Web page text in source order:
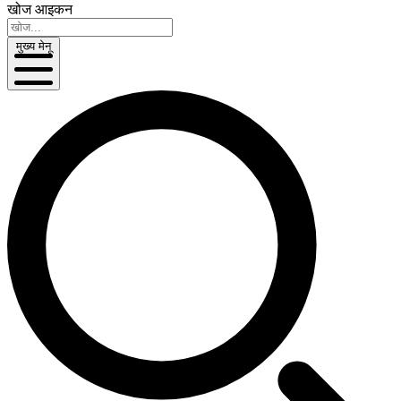
खोज आइकन
मुख्य मेनू